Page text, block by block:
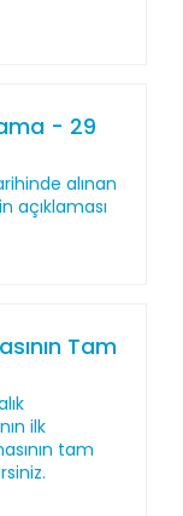
- 29
alınan
açıklaması
Tam
ilk
tam